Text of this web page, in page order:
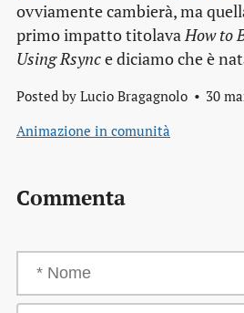
ovviamente cambierà, ma
primo impatto titolavaHow to
Using Rsynce diciamo che è
Posted by Lucio Bragagnolo 30
Animazione in comunità
Commenta